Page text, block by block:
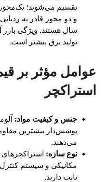
تقسیم می‌شوند؛ تک‌محور
و دو محور قادر به
سال هستند. ویژگی بارز
تولید برق بیشتر است.
عوامل مؤثر بر
استراکچر
جنس و کیفیت مواد:
پوشش‌دار بیشترین
می‌دهند.
نوع سازه:
مکانیکی و سیستم
ثابت دارند.